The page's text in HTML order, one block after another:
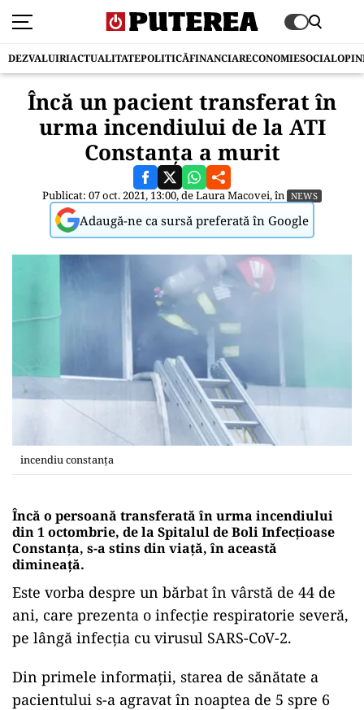
DEZVALUIRIACTUALITATEPOLITICĂFINANCIARECONOMIESOCIAL
Încă un pacient transferat în
urma incendiului de la ATI
Constanța a murit
Publicat: 07 oct. 2021, 13:00, deLaura Macovei, în NEWS
Adaugă-ne ca sursă preferată în Google
incendiu constanța
Încă o persoană transferată în urma incendiului
din 1 octombrie, de la Spitalul de Boli Infecțioase
Constanța, s-a stins din viață, în această
dimineață.
Este vorba despre un bărbat în vârstă de 44 de
ani, care prezenta o infecție respiratorie severă,
pe lângă infecția cu virusul SARS-CoV-2.
Din primele informații, starea de sănătate a
pacientului s-a agravat în noaptea de 5 spre 6